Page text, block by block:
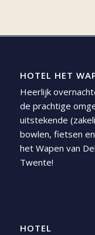
HOTEL HET
Heerlijk
de prachtige
uitstekende
bowlen, fietsen
het Wapen van
Twente!
HOTEL